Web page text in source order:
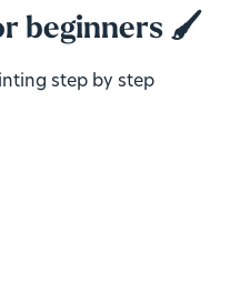
beginners 🖌️
step by step